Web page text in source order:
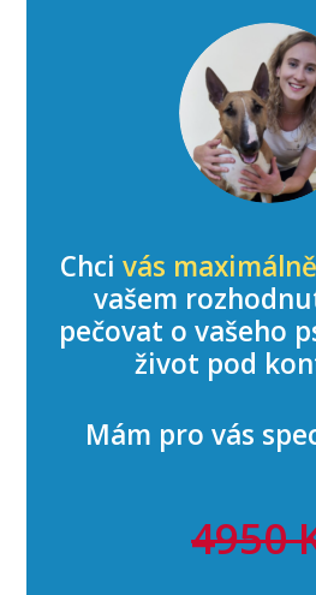
Chci vás
vašem
pečovat o vašeho
život pod
Mám pro vás
4950